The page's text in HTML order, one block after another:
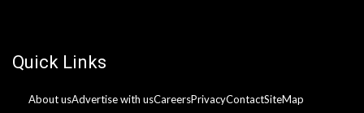
Quick Links
About usAdvertise with usCareersPrivacyContactSiteMap